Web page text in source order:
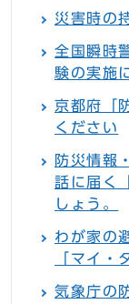
災害時の
全国瞬時
験の実施
京都府「
ください
防災情報
話に届く
しょう。
わが家の
「マイ・
気象庁の